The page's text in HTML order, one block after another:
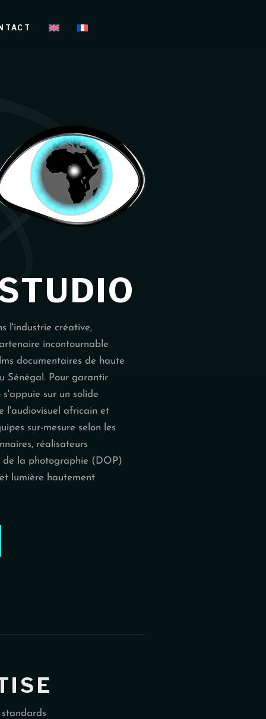
l'industrie créative,
incontournable
documentaires de haute
Sénégal. Pour garantir
sur un solide
l'audiovisuel africain et
sur-mesure selon les
réalisateurs
de la photographie (DOP)
lumière hautement